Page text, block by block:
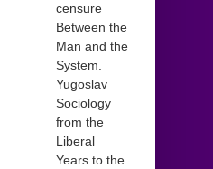
censure
Between the
Man and the
System.
Yugoslav
Sociology
from the
Liberal
Years to the